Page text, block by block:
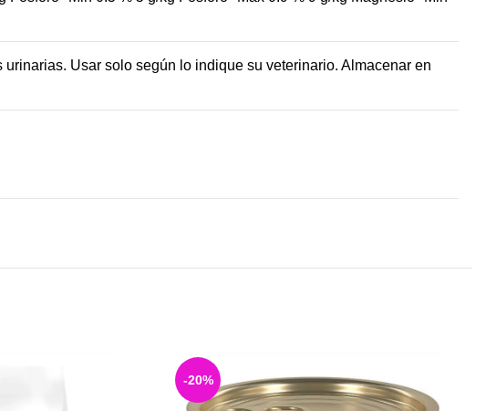
Usar solo según lo indique su veterinario. Almacenar en
-20%